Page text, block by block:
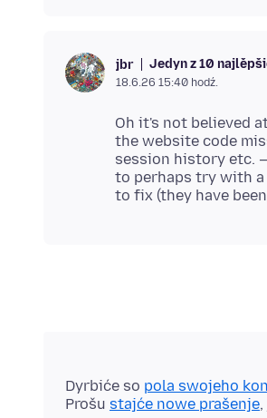
jbr Jedyn z 10
18.6.26 15:40 hodź.
Oh it's not believed
the website code
session history etc.
to perhaps try with
Dyrbiće so pola swojeho
Prošu stajće nowe prašenje